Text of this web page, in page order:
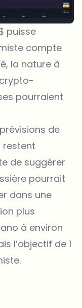
puisse
compte
la nature à
pourraient
de
restent
de suggérer
pourrait
dans une
plus
à environ
l’objectif de 1